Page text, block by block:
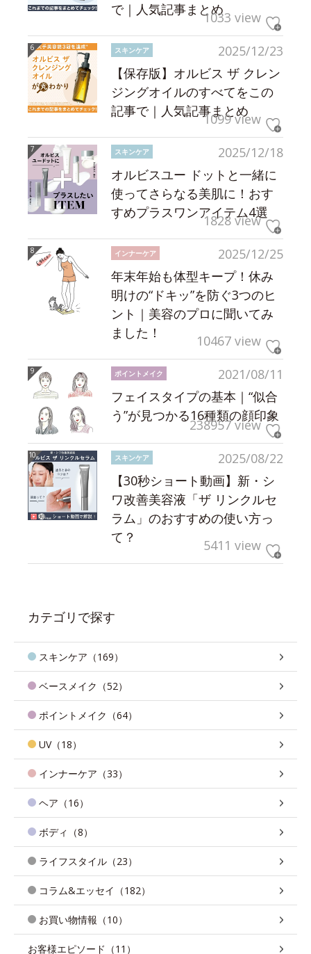
で｜人気記事まとめ1033 view
2025/12/23
スキンケア
【保存版】オルビス ザ クレン
ジングオイルのすべてをこの
記事で｜人気記事まとめ
1099 view
2025/12/18
スキンケア
オルビスユー ドットと一緒に
使ってさらなる美肌に！おす
すめプラスワンアイテム4選
1828 view
2025/12/25
インナーケア
年末年始も体型キープ！休み
明けの“ドキッ”を防ぐ3つのヒ
ント｜美容のプロに聞いてみ
ました！
10467 view
2021/08/11
ポイントメイク
フェイスタイプの基本｜“似合
う”が見つかる16種類の顔印象
238957 view
2025/08/22
スキンケア
【30秒ショート動画】新・シ
ワ改善美容液「ザ リンクルセ
ラム」のおすすめの使い方っ
て？
5411 view
カテゴリで探す
スキンケア（169）
ベースメイク（52）
ポイントメイク（64）
UV（18）
インナーケア（33）
ヘア（16）
ボディ（8）
ライフスタイル（23）
コラム&エッセイ（182）
お買い物情報（10）
お客様エピソード（11）